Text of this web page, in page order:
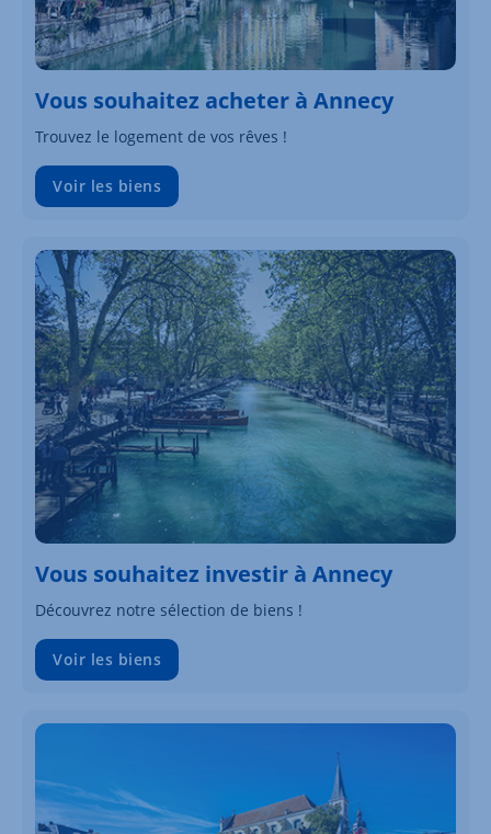
Vous souhaitez acheter à Annecy
Trouvez le logement de vos rêves !
Voir les biens
Vous souhaitez investir à Annecy
Découvrez notre sélection de biens !
Voir les biens